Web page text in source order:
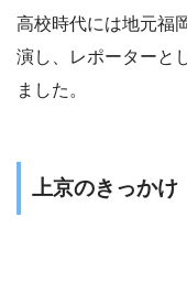
高校時代には地元福
演し、レポーターと
ました。
上京のきっかけ